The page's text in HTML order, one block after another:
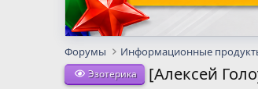
Форумы Информационные
Эзотерика [Алексей